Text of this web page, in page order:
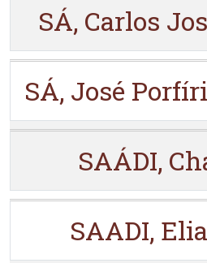
SÁ, Carlos
SÁ, José
SAÁDI,
SAADI,